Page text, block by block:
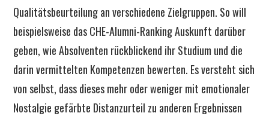
Qualitätsbeurteilung an verschiedene Zielgruppen. So will
beispielsweise das CHE-Alumni-Ranking Auskunft darüber
geben, wie Absolventen rückblickend ihr Studium und die
darin vermittelten Kompetenzen bewerten. Es versteht sich
von selbst, dass dieses mehr oder weniger mit emotionaler
Nostalgie gefärbte Distanzurteil zu anderen Ergebnissen